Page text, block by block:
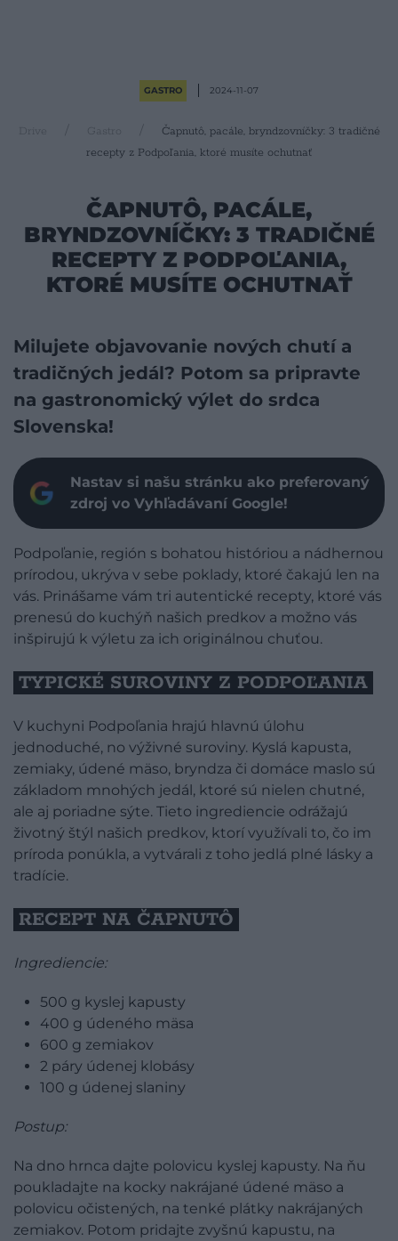
GASTRO 2024-11-07
Drive Gastro
Čapnutô, pacále, bryndzovníčky: 3 tradičné
recepty z Podpoľania, ktoré musíte ochutnať
ČAPNUTÔ, PACÁLE,
BRYNDZOVNÍČKY: 3 TRADIČNÉ
RECEPTY Z PODPOĽANIA,
KTORÉ MUSÍTE OCHUTNAŤ
Milujete objavovanie nových chutí a
tradičných jedál? Potom sa pripravte
na gastronomický výlet do srdca
Slovenska!
Nastav si našu stránku ako preferovaný
zdroj vo Vyhľadávaní Google!
Podpoľanie, región s bohatou históriou a nádhernou
prírodou, ukrýva v sebe poklady, ktoré čakajú len na
vás. Prinášame vám tri autentické recepty, ktoré vás
prenesú do kuchýň našich predkov a možno vás
inšpirujú k výletu za ich originálnou chuťou.
TYPICKÉ SUROVINY Z PODPOĽANIA
V kuchyni Podpoľania hrajú hlavnú úlohu
jednoduché, no výživné suroviny. Kyslá kapusta,
zemiaky, údené mäso, bryndza či domáce maslo sú
základom mnohých jedál, ktoré sú nielen chutné,
ale aj poriadne sýte. Tieto ingrediencie odrážajú
životný štýl našich predkov, ktorí využívali to, čo im
príroda ponúkla, a vytvárali z toho jedlá plné lásky a
tradície.
RECEPT NA ČAPNUTÔ
Ingrediencie:
500 g kyslej kapusty
400 g údeného mäsa
600 g zemiakov
2 páry údenej klobásy
100 g údenej slaniny
Postup:
Na dno hrnca dajte polovicu kyslej kapusty. Na ňu
poukladajte na kocky nakrájané údené mäso a
polovicu očistených, na tenké plátky nakrájaných
zemiakov. Potom pridajte zvyšnú kapustu, na